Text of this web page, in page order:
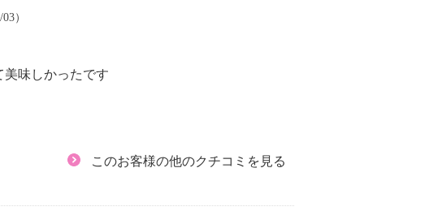
）
味しかったです
このお客様の他のクチコミを見る